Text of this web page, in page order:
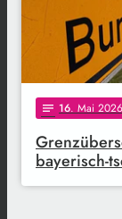
notes 16. Mai
bayerisch-